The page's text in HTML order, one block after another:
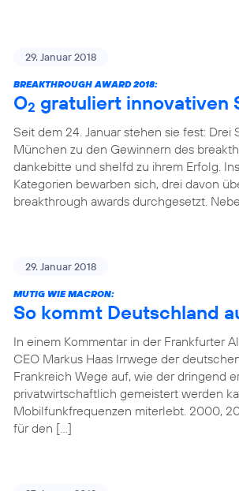
29. Januar 2018
BREAKTHROUGH AWARD 2018:
O2 gratuliert innovativen
Seit dem 24. Januar stehen sie fest:
München zu den Gewinnern des
dankebitte und shelfd zu ihrem Erfolg.
Kategorien bewarben sich, drei davon
breakthrough awards durchgesetzt.
29. Januar 2018
MUTIG WIE MACRON:
So kommt Deutschland
In einem Kommentar in der Frankfurter
CEO Markus Haas Irrwege der
Frankreich Wege auf, wie der dringend
privatwirtschaftlich gemeistert werden
Mobilfunkfrequenzen miterlebt. 2000,
für den […]